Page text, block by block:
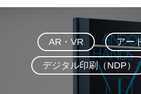
AR・VR アー
デジタル印刷（NDP）